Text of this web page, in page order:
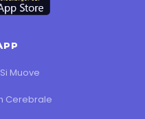
Muove
Cerebrale